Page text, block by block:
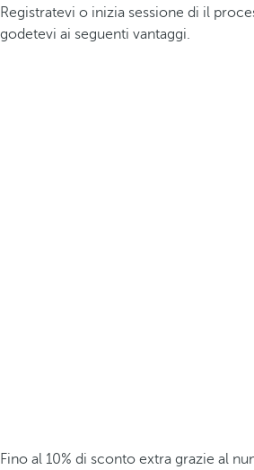
Registratevi o inizia sessione di il
godetevi ai seguenti vantaggi.
Fino al 10% di sconto extra grazie al